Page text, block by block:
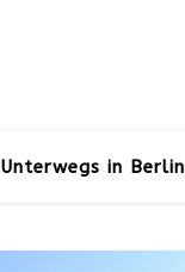
Unterwegs in Berlin